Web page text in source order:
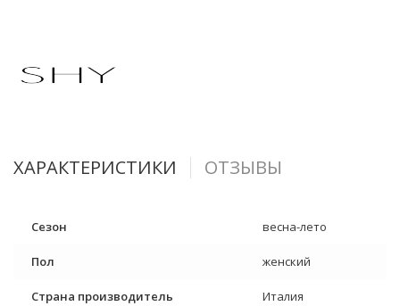
ХАРАКТЕРИСТИКИ ОТЗЫВЫ
Сезон весна-лето
Пол женский
Страна производитель Италия